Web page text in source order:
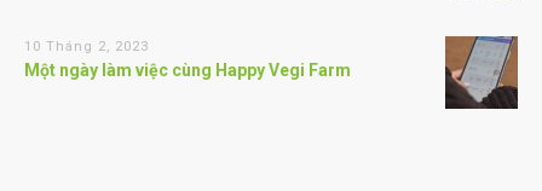
10 Tháng 2, 2023
Một ngày làm việc cùng Happy Vegi Farm